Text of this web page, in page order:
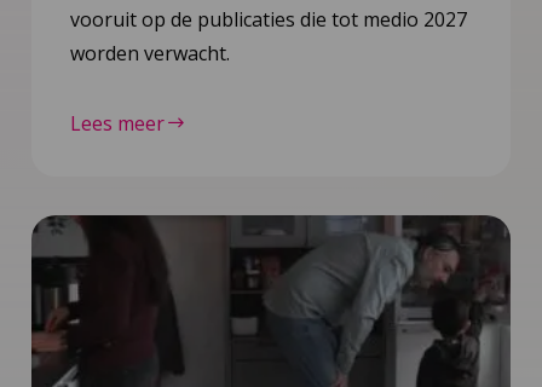
vooruit op de publicaties die tot medio 2027
worden verwacht.
Lees meer